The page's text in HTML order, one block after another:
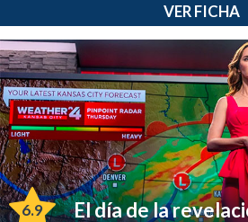
VER FICHA
6.9 El día de la